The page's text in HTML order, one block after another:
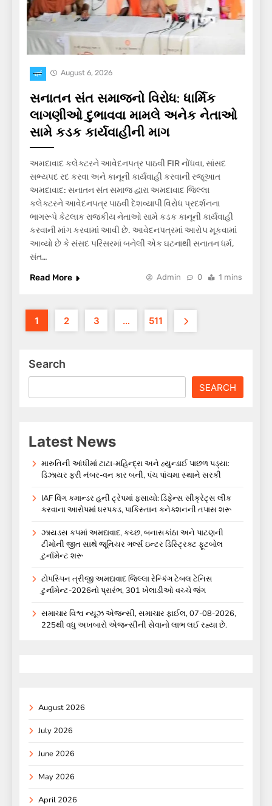
धर्म August 6, 2026
સનાતન સંત સમાજનો વિરોધ: ધાર્મિક
લાગણીઓ દુભાવવા મામલે અનેક નેતાઓ
સામે કડક કાર્યવાહીની માગ
અમદાવાદ કલેક્ટરને આવેદનપત્ર પાઠવી FIR નોંધવા, સાંસદ
સભ્યપદ રદ કરવા અને કાનૂની કાર્યવાહી કરવાની રજૂઆત
અમદાવાદ: સનાતન સંત સમાજ દ્વારા અમદાવાદ જિલ્લા
કલેક્ટરને આવેદનપત્ર પાઠવી દેશવ્યાપી વિરોધ પ્રદર્શનના
ભાગરૂપે કેટલાક રાજકીય નેતાઓ સામે કડક કાનૂની કાર્યવાહી
કરવાની માંગ કરવામાં આવી છે. આવેદનપત્રમાં આરોપ મૂકવામાં
આવ્યો છે કે સંસદ પરિસરમાં બનેલી એક ઘટનાથી સનાતન ધર્મ,
સંત…
Read More
Admin 0 1 mins
1 2 3 … 511
Search
SEARCH
Latest News
મારુતિની આંધીમાં ટાટા-મહિન્દ્રા અને હ્યુન્ડાઈ પાછળ પડ્યા:
ડિઝાયર ફરી નંબર-વન કાર બની, પંચ પાંચમા સ્થાને સરકી
IAF વિંગ કમાન્ડર હની ટ્રેપમાં ફસાયો: ડિફેન્સ સીક્રેટ્સ લીક
કરવાના આરોપમાં ધરપકડ, પાકિસ્તાન કનેક્શનની તપાસ શરૂ
ઝાયડસ કપમાં અમદાવાદ, કચ્છ, બનાસકાંઠા અને પાટણની
ટીમોની જીત સાથે જૂનિયર ગર્લ્સ ઇન્ટર ડિસ્ટ્રિક્ટ ફૂટબોલ
ટુર્નામેન્ટ શરૂ
ટોપસ્પિન ત્રીજી અમદાવાદ જિલ્લા રેન્કિંગ ટેબલ ટેનિસ
ટુર્નામેન્ટ-2026નો પ્રારંભ, 301 ખેલાડીઓ વચ્ચે જંગ
સમાચાર વિશ્વ ન્યૂઝ એજન્સી, સમાચાર ફાઈલ, 07-08-2026,
225થી વધુ અખબારો એજન્સીની સેવાનો લાભ લઈ રહ્યા છે.
August 2026
July 2026
June 2026
May 2026
April 2026